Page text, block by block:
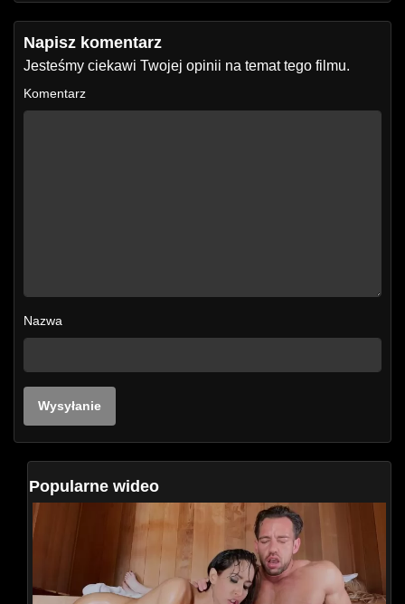
Napisz komentarz
Jesteśmy ciekawi Twojej opinii na temat tego filmu.
Komentarz
Nazwa
Popularne wideo